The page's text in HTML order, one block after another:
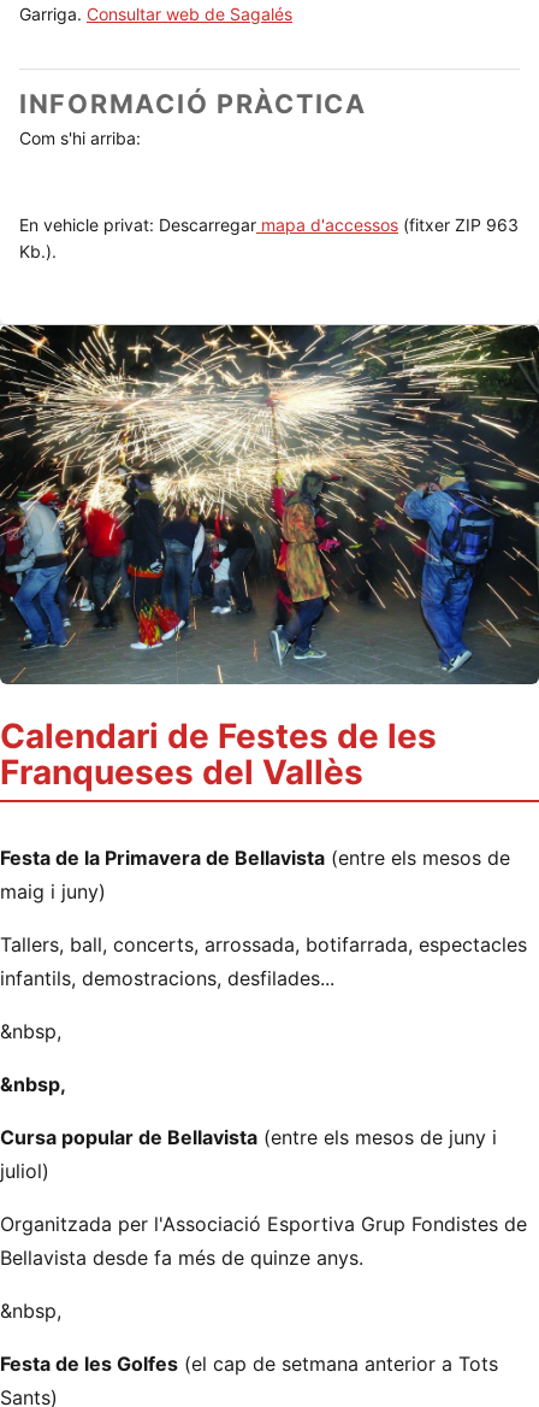
Garriga. Consultar web de Sagalés
INFORMACIÓ PRÀCTICA
Com s'hi arriba:
En vehicle privat: Descarregar mapa d'accessos (fitxer ZIP 963
Kb.).
Calendari de Festes de les
Franqueses del Vallès
Festa de la Primavera de Bellavista (entre els mesos de
maig i juny)
Tallers, ball, concerts, arrossada, botifarrada, espectacles
infantils, demostracions, desfilades...
&nbsp,
&nbsp,
Cursa popular de Bellavista (entre els mesos de juny i
juliol)
Organitzada per l'Associació Esportiva Grup Fondistes de
Bellavista desde fa més de quinze anys.
&nbsp,
Festa de les Golfes (el cap de setmana anterior a Tots
Sants)